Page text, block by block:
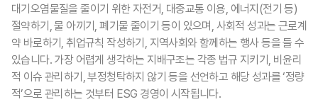
대기오염물질을 줄이기 위한 자전거, 대중교통 이용, 에너지(전기 등)
절약하기, 물 아끼기, 폐기물 줄이기 등이 있으며, 사회적 성과는 근로계
약 바로하기, 취업규칙 작성하기, 지역사회와 함께하는 행사 등을 들 수
있습니다. 가장 어렵게 생각하는 지배구조는 각종 법규 지키기, 비윤리
적 이슈 관리하기, 부정청탁하지 않기 등을 선언하고 해당 성과를 ‘정량
적’으로 관리하는 것부터 ESG 경영이 시작됩니다.